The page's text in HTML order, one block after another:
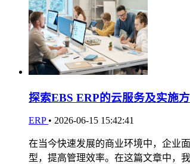
探索EBS ERP的云服务及实施
ERP • 2026-06-15 15:42:41
在当今快速发展的商业环境中，企业
型，提高管理效率。在这篇文章中，我